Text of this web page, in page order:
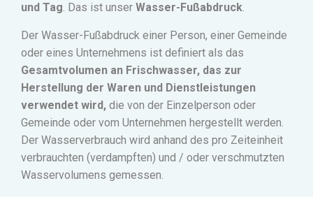
und Tag. Das ist unser Wasser-Fußabdruck.
Der Wasser-Fußabdruck einer Person, einer Gemeinde
oder eines Unternehmens ist definiert als das
Gesamtvolumen an Frischwasser, das zur
Herstellung der Waren und Dienstleistungen
verwendet wird, die von der Einzelperson oder
Gemeinde oder vom Unternehmen hergestellt werden.
Der Wasserverbrauch wird anhand des pro Zeiteinheit
verbrauchten (verdampften) und / oder verschmutzten
Wasservolumens gemessen.